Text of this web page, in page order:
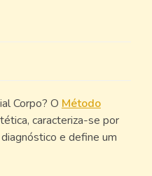
Corpo? O Método
caracteriza-se por
e define um